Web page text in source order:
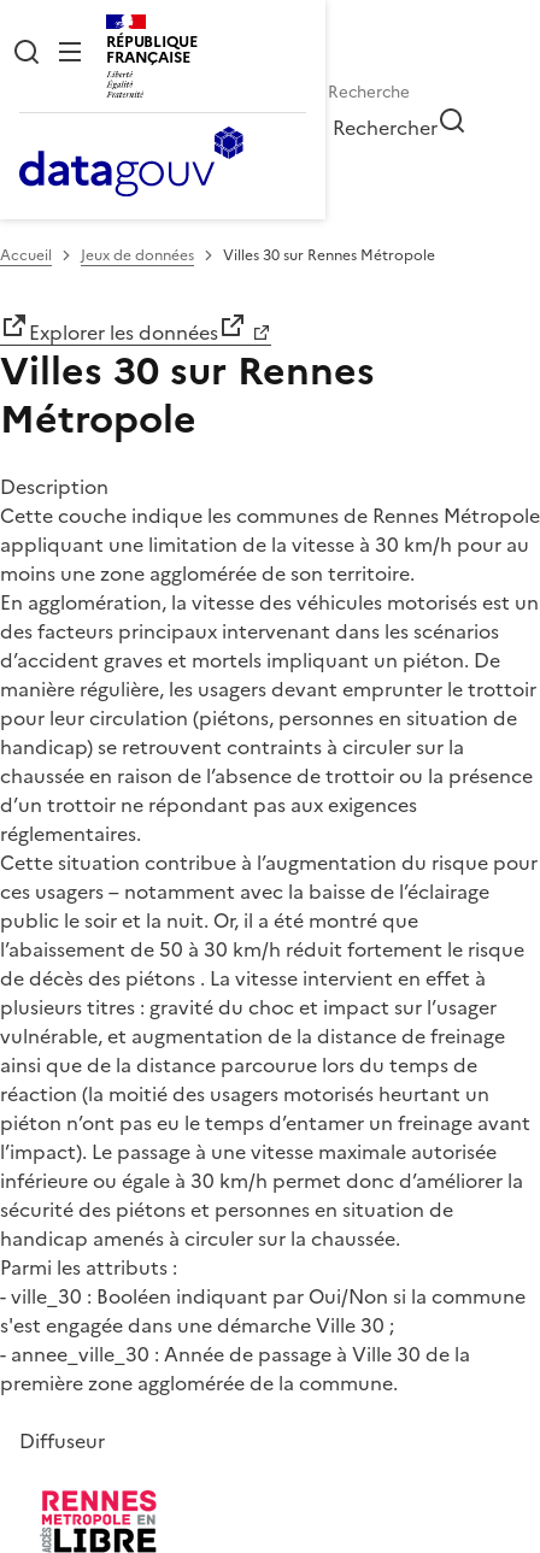
RÉPUBLIQUE
FRANÇAISE
Rechercher
Accueil Jeux de données Villes 30 sur Rennes Métropole
Explorer les données
Villes 30 sur Rennes
Métropole
Description
Cette couche indique les communes de Rennes Métropole
appliquant une limitation de la vitesse à 30 km/h pour au
moins une zone agglomérée de son territoire.
En agglomération, la vitesse des véhicules motorisés est un
des facteurs principaux intervenant dans les scénarios
d’accident graves et mortels impliquant un piéton. De
manière régulière, les usagers devant emprunter le trottoir
pour leur circulation (piétons, personnes en situation de
handicap) se retrouvent contraints à circuler sur la
chaussée en raison de l’absence de trottoir ou la présence
d’un trottoir ne répondant pas aux exigences
réglementaires.
Cette situation contribue à l’augmentation du risque pour
ces usagers – notamment avec la baisse de l’éclairage
public le soir et la nuit. Or, il a été montré que
l’abaissement de 50 à 30 km/h réduit fortement le risque
de décès des piétons . La vitesse intervient en effet à
plusieurs titres : gravité du choc et impact sur l’usager
vulnérable, et augmentation de la distance de freinage
ainsi que de la distance parcourue lors du temps de
réaction (la moitié des usagers motorisés heurtant un
piéton n’ont pas eu le temps d’entamer un freinage avant
l’impact). Le passage à une vitesse maximale autorisée
inférieure ou égale à 30 km/h permet donc d’améliorer la
sécurité des piétons et personnes en situation de
handicap amenés à circuler sur la chaussée.
Parmi les attributs :
- ville_30 : Booléen indiquant par Oui/Non si la commune
s'est engagée dans une démarche Ville 30 ;
- annee_ville_30 : Année de passage à Ville 30 de la
première zone agglomérée de la commune.
Diffuseur